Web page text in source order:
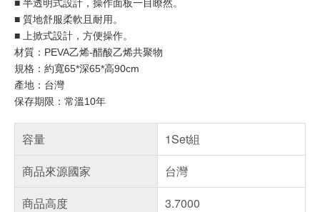
■ 半透明式設計，操作面板一目瞭然。
■ 質地舒服柔軟且耐用。
■ 上掀式設計，方便操作。
材質：PEVA乙烯-醋酸乙烯共聚物
規格：約寬65*深65*高90cm
產地：台灣
保存期限：常溫10年
容量
1Set組
商品來源國家
台灣
商品高度
3.7000